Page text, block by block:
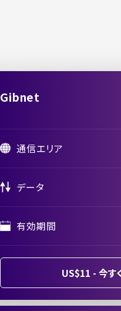
Gibnet
通信エリア
データ
有効期間
US$11 - 今す